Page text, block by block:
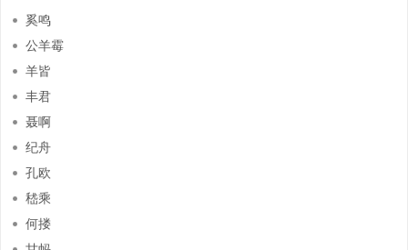
奚鸣
公羊霉
羊皆
丰君
聂啊
纪舟
孔欧
嵇乘
何搂